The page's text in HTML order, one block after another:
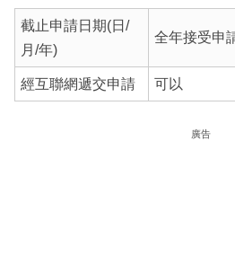
截止申請日期(日/
月/年)
全年接受申
經互聯網遞交申請 可以
廣告